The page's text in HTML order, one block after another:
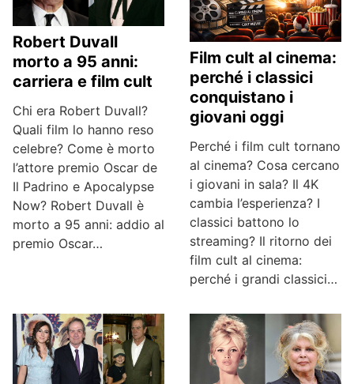
Robert Duvall
morto a 95 anni:
carriera e film cult
Chi era Robert Duvall?
Quali film lo hanno reso
celebre? Come è morto
l’attore premio Oscar de
Il Padrino e Apocalypse
Now? Robert Duvall è
morto a 95 anni: addio al
premio Oscar…
Film cult al cinema:
perché i classici
conquistano i
giovani oggi
Perché i film cult tornano
al cinema? Cosa cercano
i giovani in sala? Il 4K
cambia l’esperienza? I
classici battono lo
streaming? Il ritorno dei
film cult al cinema:
perché i grandi classici…